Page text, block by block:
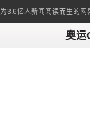
为3.6亿人新闻阅读而生的网
奥运